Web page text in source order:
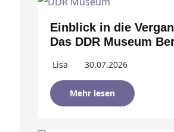
Einblick in die
Das DDR Museum
Lisa 30.07.2026
Mehr lesen